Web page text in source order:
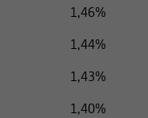
1,46%
1,44%
1,43%
1,40%